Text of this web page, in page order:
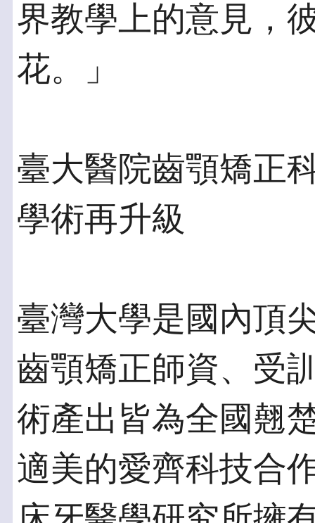
界教學上的意見，
花。」
臺大醫院齒顎矯正
學術再升級
臺灣大學是國內頂
齒顎矯正師資、受
術產出皆為全國翹
適美的愛齊科技合